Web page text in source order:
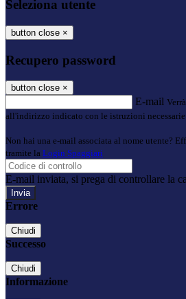
Seleziona utente
button close ×
Recupero password
button close ×
E-mail
all'indirizzo indicato con le istruzioni necessarie.
Non hai una e-mail associata al nome utente?
tramite la Login Spaggiari
E-mail inviata, si prega di controllare la
Errore
Chiudi
Successo
Chiudi
Informazione